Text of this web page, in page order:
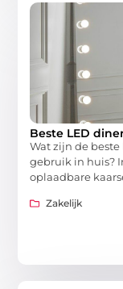
Beste LED
Wat zijn de
gebruik in huis?
oplaadbare
Zakelijk